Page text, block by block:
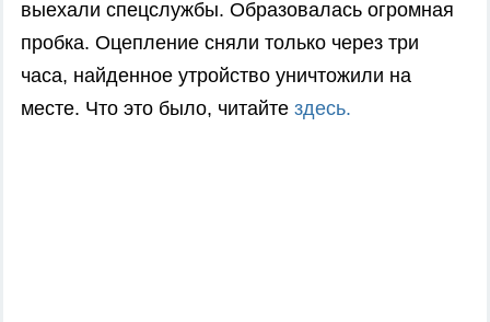
выехали спецслужбы. Образовалась огромная
пробка. Оцепление сняли только через три
часа, найденное утройство уничтожили на
месте. Что это было, читайте здесь.